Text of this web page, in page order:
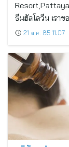
ธีมฮัลโลวีน เรา
21 ต.ค. 65 11:07